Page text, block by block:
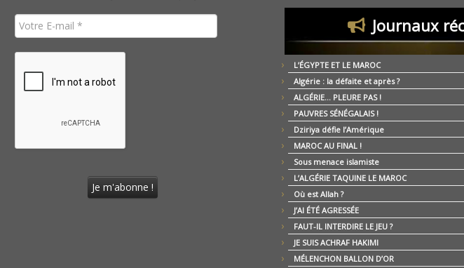
Journaux
L’ÉGYPTE ET LE MAROC
Algérie : la défaite et après ?
ALGÉRIE… PLEURE PAS !
PAUVRES SÉNÉGALAIS !
Dziriya défie l’Amérique
MAROC AU FINAL !
Sous menace islamiste
L’ALGÉRIE TAQUINE LE MAROC
Où est Allah ?
J’AI ÉTÉ AGRESSÉE
FAUT-IL INTERDIRE LE JEU ?
JE SUIS ACHRAF HAKIMI
MÉLENCHON BALLON D’OR